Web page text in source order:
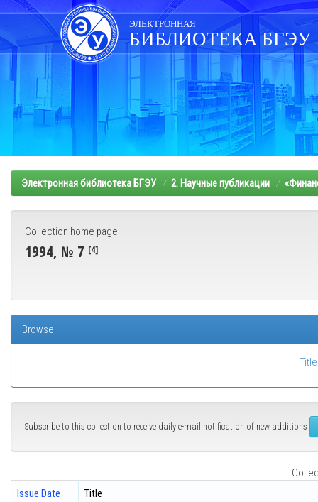
Skip
navigation
ЭЛЕКТРОННАЯ
БИБЛИОТЕКА БГЭУ
Электронная библиотека БГЭУ 2. Научные публикации
Collection home page
1994, № 7 [4]
Browse
Title
Subscribe to this collection to receive daily e-mail notification of new additions
Issue Date
Title